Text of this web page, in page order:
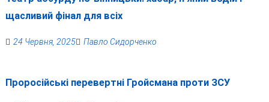
щасливий фінал для всіх
24 Червня, 2025 Павло Сидорченко
Проросійські перевертні Гройсмана проти ЗСУ